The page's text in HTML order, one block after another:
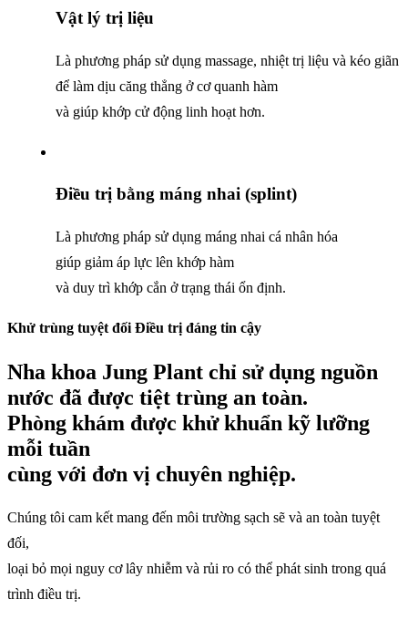
Vật lý trị liệu
Là phương pháp sử dụng massage, nhiệt trị liệu và kéo giãn
để làm dịu căng thẳng ở cơ quanh hàm
và giúp khớp cử động linh hoạt hơn.
Điều trị bằng máng nhai (splint)
Là phương pháp sử dụng máng nhai cá nhân hóa
giúp giảm áp lực lên khớp hàm
và duy trì khớp cắn ở trạng thái ổn định.
Khử trùng tuyệt đối Điều trị đáng tin cậy
Nha khoa Jung Plant chỉ sử dụng nguồn
nước đã được tiệt trùng an toàn.
Phòng khám được khử khuẩn kỹ lưỡng
mỗi tuần
cùng với đơn vị chuyên nghiệp.
Chúng tôi cam kết mang đến môi trường sạch sẽ và an toàn tuyệt
đối,
loại bỏ mọi nguy cơ lây nhiễm và rủi ro có thể phát sinh trong quá
trình điều trị.